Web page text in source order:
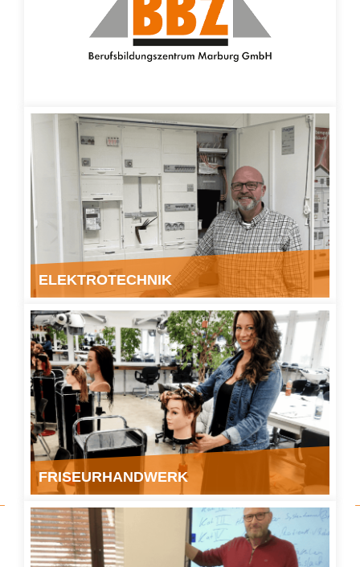
" class="img-responsive">
ELEKTROTECHNIK
" class="img-responsive">
FRISEURHANDWERK